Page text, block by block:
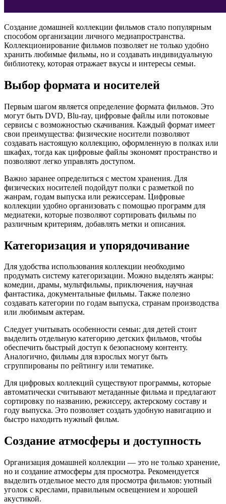
Создание домашней коллекции фильмов стало популярным
способом организации личного медиапространства.
Коллекционирование фильмов позволяет не только удобно
хранить любимые фильмы, но и создавать индивидуальную
библиотеку, которая отражает вкусы и интересы семьи.
Выбор формата и носителей
Первым шагом является определение формата фильмов. Это
могут быть DVD, Blu-ray, цифровые файлы или потоковые
сервисы с возможностью скачивания. Каждый формат имеет
свои преимущества: физические носители позволяют
создавать настоящую коллекцию, оформленную в полках или
шкафах, тогда как цифровые файлы экономят пространство и
позволяют легко управлять доступом.
Важно заранее определиться с местом хранения. Для
физических носителей подойдут полки с разметкой по
жанрам, годам выпуска или режиссерам. Цифровые
коллекции удобно организовать с помощью программ для
медиатеки, которые позволяют сортировать фильмы по
различным критериям, добавлять метки и описания.
Категоризация и упорядочивание
Для удобства использования коллекции необходимо
продумать систему категоризации. Можно выделять жанры:
комедии, драмы, мультфильмы, приключения, научная
фантастика, документальные фильмы. Также полезно
создавать категории по годам выпуска, странам производства
или любимым актерам.
Следует учитывать особенности семьи: для детей стоит
выделить отдельную категорию детских фильмов, чтобы
обеспечить быстрый доступ к безопасному контенту.
Аналогично, фильмы для взрослых могут быть
сгруппированы по рейтингу или тематике.
Для цифровых коллекций существуют программы, которые
автоматически считывают метаданные фильма и предлагают
сортировку по названию, режиссеру, актерскому составу и
году выпуска. Это позволяет создать удобную навигацию и
быстро находить нужный фильм.
Создание атмосферы и доступность
Организация домашней коллекции — это не только хранение,
но и создание атмосферы для просмотра. Рекомендуется
выделить отдельное место для просмотра фильмов: уютный
уголок с креслами, правильным освещением и хорошей
акустикой.